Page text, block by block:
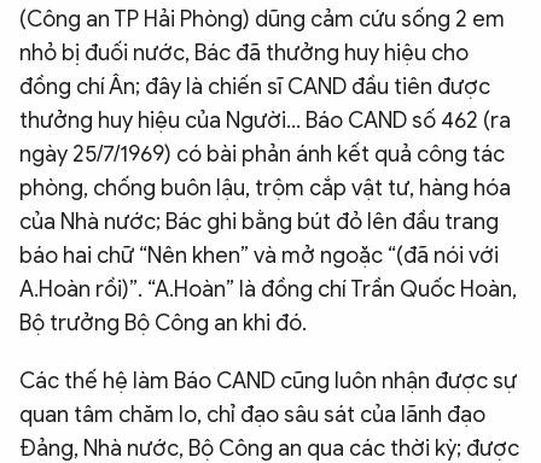
(Công an TP Hải Phòng) dũng cảm cứu sống 2 em
nhỏ bị đuối nước, Bác đã thưởng huy hiệu cho
đồng chí Ân; đây là chiến sĩ CAND đầu tiên được
thưởng huy hiệu của Người... Báo CAND số 462 (ra
ngày 25/7/1969) có bài phản ánh kết quả công tác
phòng, chống buôn lậu, trộm cắp vật tư, hàng hóa
của Nhà nước; Bác ghi bằng bút đỏ lên đầu trang
báo hai chữ “Nên khen” và mở ngoặc “(đã nói với
A.Hoàn rồi)”. “A.Hoàn” là đồng chí Trần Quốc Hoàn,
Bộ trưởng Bộ Công an khi đó.
Các thế hệ làm Báo CAND cũng luôn nhận được sự
quan tâm chăm lo, chỉ đạo sâu sát của lãnh đạo
Đảng, Nhà nước, Bộ Công an qua các thời kỳ; được